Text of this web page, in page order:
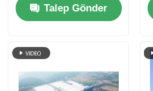
Talep Gönder